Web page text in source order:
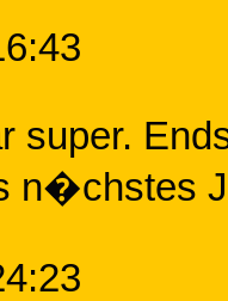
super.
n�chstes